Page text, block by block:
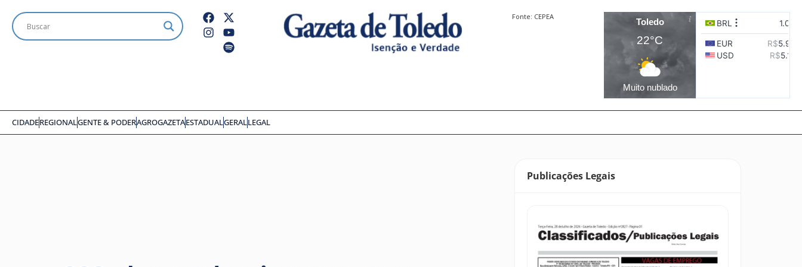
Fonte: CEPEA
Toledo
22°C
Muito nublado
CIDADEREGIONALGENTE & PODERAGROGAZETAESTADUALGERALLEGAL
Publicações Legais